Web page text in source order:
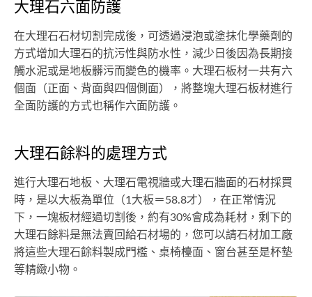
大理石六面防護
在大理石石材切割完成後，可透過浸泡或塗抹化學藥劑的
方式增加大理石的抗污性與防水性，減少日後因為長期接
觸水泥或是地板髒污而變色的機率。大理石板材一共有六
個面（正面、背面與四個側面），將整塊大理石板材進行
全面防護的方式也稱作六面防護。
大理石餘料的處理方式
進行大理石地板、大理石電視牆或大理石牆面的石材採買
時，是以大板為單位（1大板＝58.8才），在正常情況
下，一塊板材經過切割後，約有30%會成為耗材，剩下的
大理石餘料是無法賣回給石材場的，您可以請石材加工廠
將這些大理石餘料製成門檻、桌椅檯面、窗台甚至是杯墊
等精緻小物。